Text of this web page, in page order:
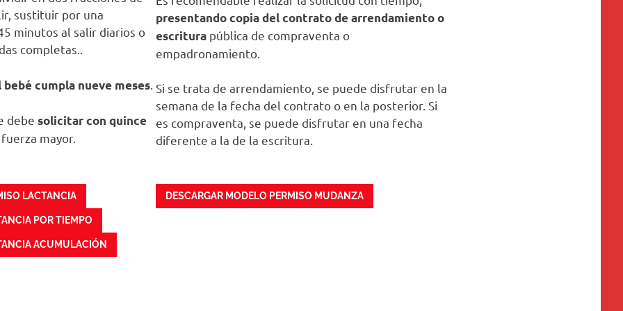
sustituir por una
minutos al salir diarios o
completas..
bebé cumpla nueve meses
debe solicitar con quince
mayor.
presentando copia del contrato de arrendamientoo
escritura pública de compraventa o
empadronamiento.
Si se trata de arrendamiento, se puede disfrutar en la
semana de la fecha del contrato o en la posterior. Si
es compraventa, se puede disfrutar en una fecha
diferente a la de la escritura.
LACTANCIA
POR TIEMPO
ACUMULACIÓN
DESCARGAR MODELO PERMISO MUDANZA